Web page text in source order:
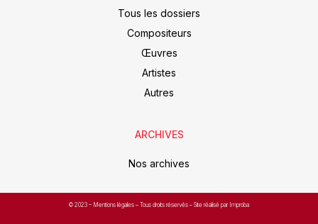
Tous les dossiers
Compositeurs
Œuvres
Artistes
Autres
ARCHIVES
Nos archives
© 2023 – Mentions légales – Tous droits réservés – Site réalisé par Improba